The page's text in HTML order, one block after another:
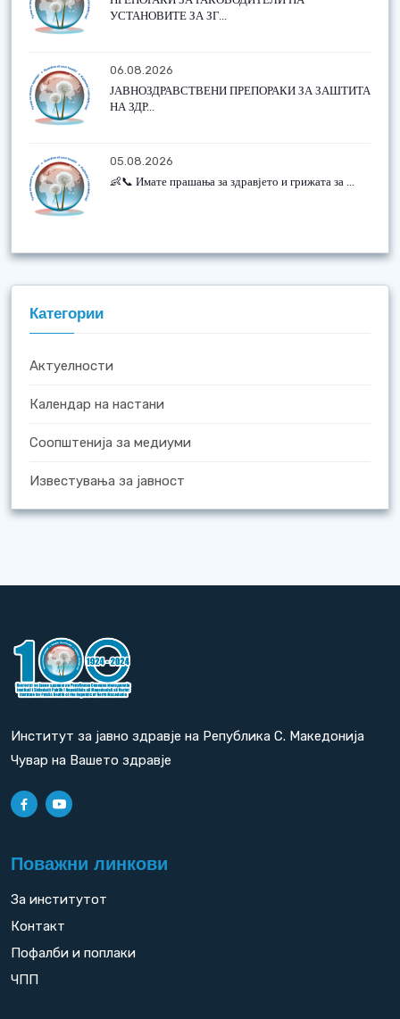
УСТАНОВИТЕ ЗА ЗГ...
06.08.2026
ЈАВНОЗДРАВСТВЕНИ ПРЕПОРАКИ ЗА ЗАШТИТА
НА ЗДР...
05.08.2026
👶📞 Имате прашања за здравјето и грижата за ...
Категории
Актуелности
Календар на настани
Соопштенија за медиуми
Известувања за јавност
Институт за јавно здравје на Република С. Македонија
Чувар на Вашето здравје
Поважни линкови
За институтот
Контакт
Пофалби и поплаки
ЧПП